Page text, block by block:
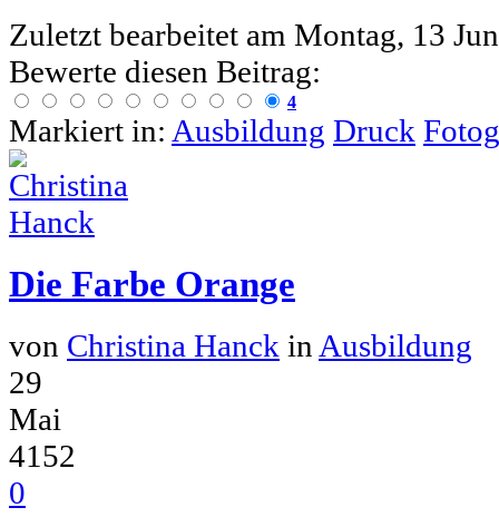
Zuletzt bearbeitet am Montag, 13
Bewerte diesen Beitrag:
4
Markiert in: Ausbildung Druck
Die Farbe Orange
von Christina Hanck in Ausbildung
29
Mai
4152
0